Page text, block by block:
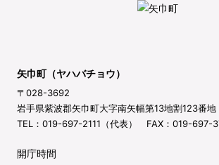
矢巾町（ヤハバチョウ）
〒028-3692
岩手県紫波郡矢巾町大字南矢幅第13地割123番地
TEL：019-697-2111（代表） FAX：019-697-
開庁時間